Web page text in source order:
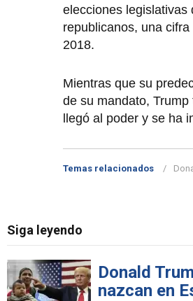
elecciones legislativas
republicanos, una
2018.
Mientras que su
de su mandato,
llegó al poder y se ha
Temas relacionados
Siga leyendo
Donald
nazcan en